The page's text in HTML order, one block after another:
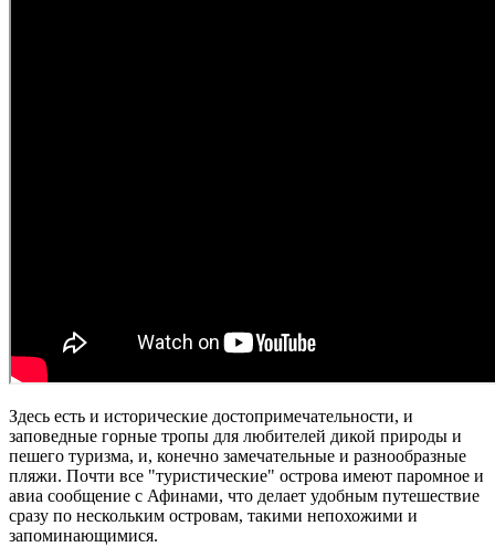
Здесь есть и исторические достопримечательности, и
заповедные горные тропы для любителей дикой природы и
пешего туризма, и, конечно замечательные и разнообразные
пляжи. Почти все "туристические" острова имеют паромное и
авиа сообщение с Афинами, что делает удобным путешествие
сразу по нескольким островам, такими непохожими и
запоминающимися.